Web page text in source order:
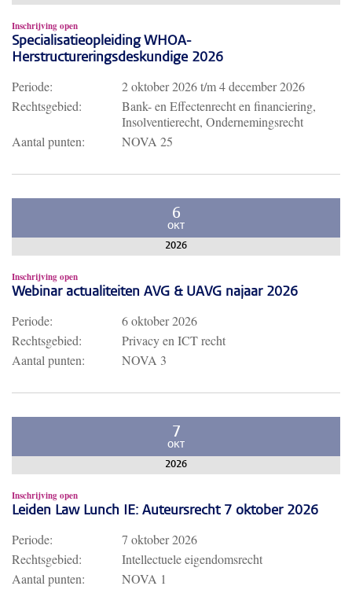
Inschrijving open
Specialisatieopleiding WHOA-
Herstructureringsdeskundige 2026
Periode: 2 oktober 2026t/m4 december 2026
Rechtsgebied:
Bank- en Effectenrecht en financiering,
Insolventierecht, Ondernemingsrecht
Aantal punten:
NOVA 25
6
OKT
2026
Inschrijving open
Webinar actualiteiten AVG & UAVG najaar 2026
Periode:
6 oktober 2026
Rechtsgebied:
Privacy en ICT recht
Aantal punten:
NOVA 3
7
OKT
2026
Inschrijving open
Leiden Law Lunch IE: Auteursrecht 7 oktober 2026
Periode:
7 oktober 2026
Rechtsgebied:
Intellectuele eigendomsrecht
Aantal punten:
NOVA 1